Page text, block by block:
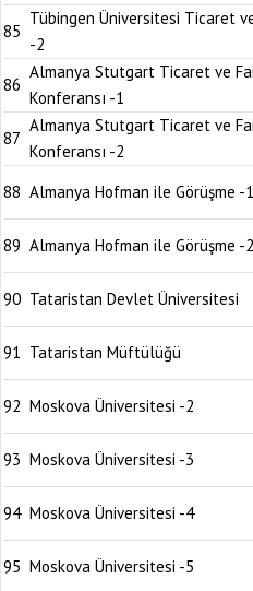
85
Tübingen Üniversitesi Ticaret
-2
86
Almanya Stutgart Ticaret ve
Konferansı -1
87
Almanya Stutgart Ticaret ve
Konferansı -2
88 Almanya Hofman ile Görüşme -1
89 Almanya Hofman ile Görüşme -2
90 Tataristan Devlet Üniversitesi
91 Tataristan Müftülüğü
92 Moskova Üniversitesi -2
93 Moskova Üniversitesi -3
94 Moskova Üniversitesi -4
95 Moskova Üniversitesi -5